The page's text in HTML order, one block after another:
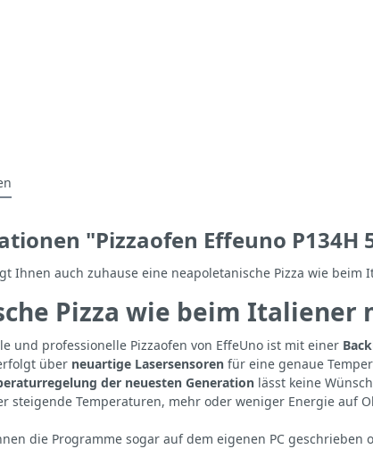
"Pizzaofen Effeuno P134H
Ihnen auch zuhause eine neapoletanische Pizza wie beim
Pizza wie beim Italiener
und professionelle Pizzaofen von EffeUno ist mit einer
über neuartige Lasersensoren für eine genaue
der neuesten Generation lässt keine
steigende Temperaturen, mehr oder weniger Energie
die Programme sogar auf dem eigenen PC geschrieben